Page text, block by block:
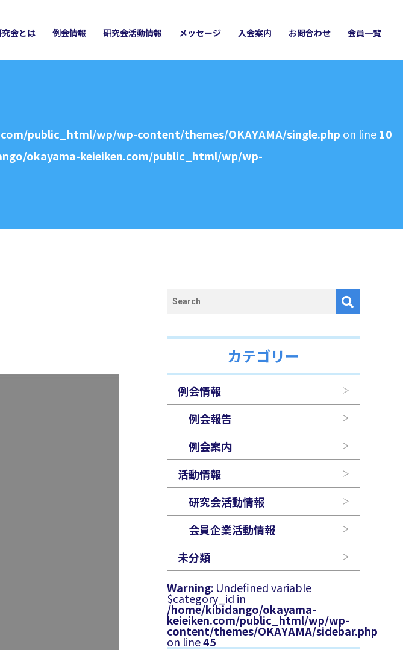
会とは 例会情報 研究会活動情報 メッセージ 入会案内 お問合わせ 会員一覧
public_html/wp/wp-content/themes/OKAYAMA/single.php on line10
okayama-keieiken.com/public_html/wp/wp-
カテゴリー
例会情報
例会報告
例会案内
活動情報
研究会活動情報
会員企業活動情報
未分類
Warning: Undefined variable
$category_id in
/home/kibidango/okayama-
keieiken.com/public_html/wp/wp-
content/themes/OKAYAMA/sidebar.php
on line45